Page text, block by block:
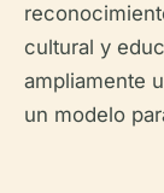
cultural y
ampliamente
un modelo